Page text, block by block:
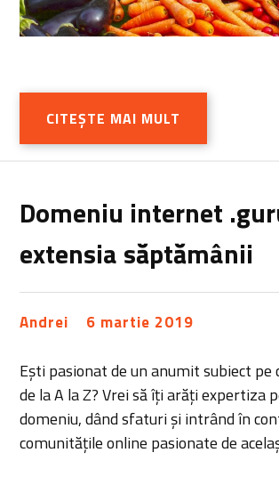
CITEȘTE MAI MULT
Domeniu internet
extensia săptămânii
Andrei 6 martie 2019
Ești pasionat de un anumit subiect pe
de la A la Z? Vrei să îți arăți expertiza
domeniu, dând sfaturi și intrând în
comunitățile online pasionate de